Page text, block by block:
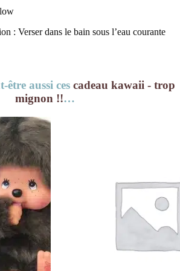
: Verser dans le bain sous l’eau courante
être aussi ces cadeau kawaii - trop
mignon !!…